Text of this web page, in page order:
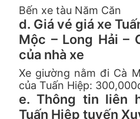
Bến xe tàu Năm Căn
d. Giá vé giá xe
Mộc – Long Hải –
của nhà xe
Xe giường nằm đi Cà
của Tuấn Hiệp:
e. Thông tin liên
Tuấn Hiệp tuyến